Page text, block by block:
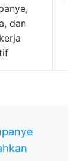
dan